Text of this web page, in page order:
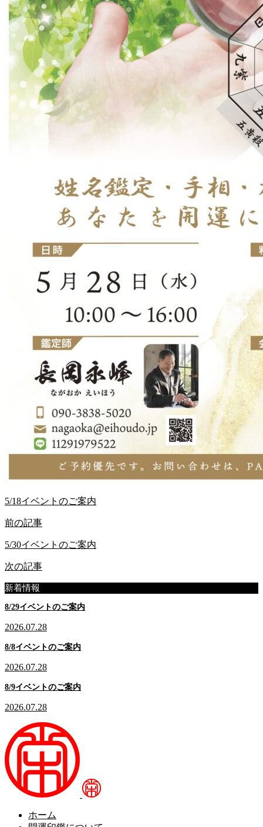
5/18イベントのご案内
前の記事
5/30イベントのご案内
次の記事
新着情報
8/29イベントのご案内
2026.07.28
8/8イベントのご案内
2026.07.28
8/9イベントのご案内
2026.07.28
ホーム